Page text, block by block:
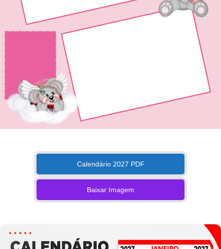
Calendário 2027 PDF
Baixar Imagem